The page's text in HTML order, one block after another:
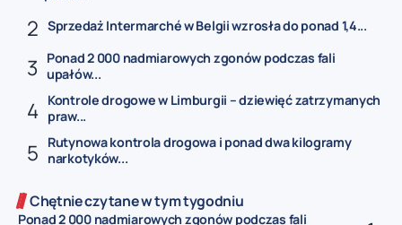
Sprzedaż Intermarché w Belgii wzrosła do ponad 1,4...
Ponad 2 000 nadmiarowych zgonów podczas fali
upałów...
Kontrole drogowe w Limburgii – dziewięć zatrzymanych
praw...
Rutynowa kontrola drogowa i ponad dwa kilogramy
narkotyków...
Chętnie czytane w tym tygodniu
Ponad 2 000 nadmiarowych zgonów podczas fali